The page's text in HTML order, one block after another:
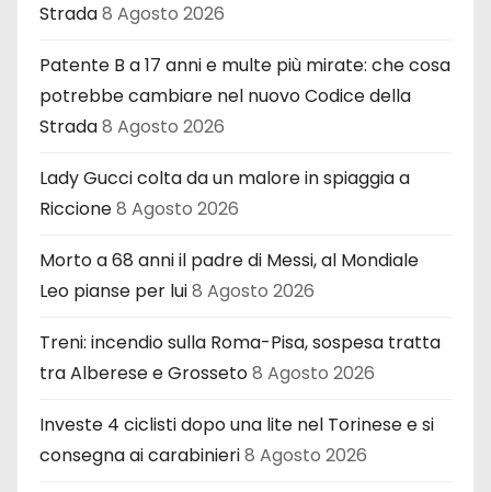
Strada8 Agosto 2026
Patente B a 17 anni e multe più mirate: che cosa
potrebbe cambiare nel nuovo Codice della
Strada8 Agosto 2026
Lady Gucci colta da un malore in spiaggia a
Riccione8 Agosto 2026
Morto a 68 anni il padre di Messi, al Mondiale
Leo pianse per lui8 Agosto 2026
Treni: incendio sulla Roma-Pisa, sospesa tratta
tra Alberese e Grosseto8 Agosto 2026
Investe 4 ciclisti dopo una lite nel Torinese e si
consegna ai carabinieri8 Agosto 2026